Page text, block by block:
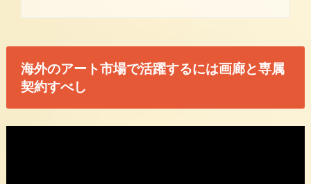
海外のアート市場で活躍するには画廊と専属
契約すべし